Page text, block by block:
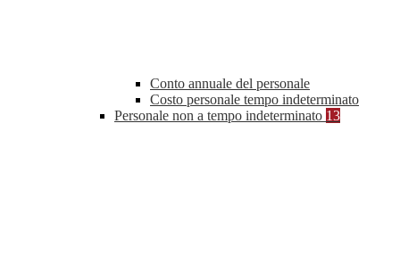
Conto annuale del personale
Costo personale tempo indeterminato
Personale non a tempo indeterminato 13